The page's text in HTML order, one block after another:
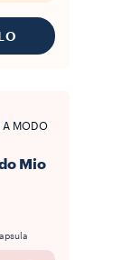
A MODO
Mio